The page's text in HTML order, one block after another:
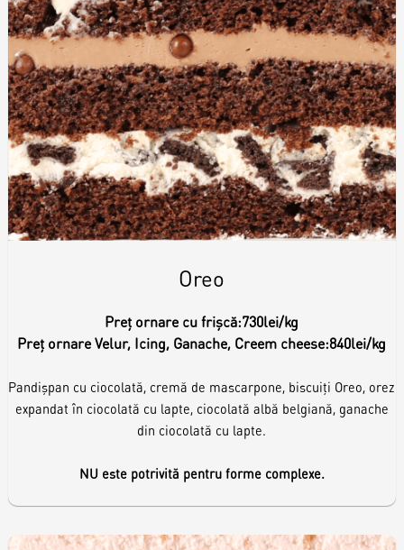
Prăjituri
Bomboane
Accesorii/Party
Toppere
Oreo
Preț ornare cu frișcă:730lei/kg
Preț ornare Velur, Icing, Ganache, Creem cheese:840lei/kg
Pandișpan cu ciocolată, cremă de mascarpone, biscuiți Oreo, orez
expandat în ciocolată cu lapte, ciocolată albă belgiană, ganache
din ciocolată cu lapte.
NU este potrivită pentru forme complexe.